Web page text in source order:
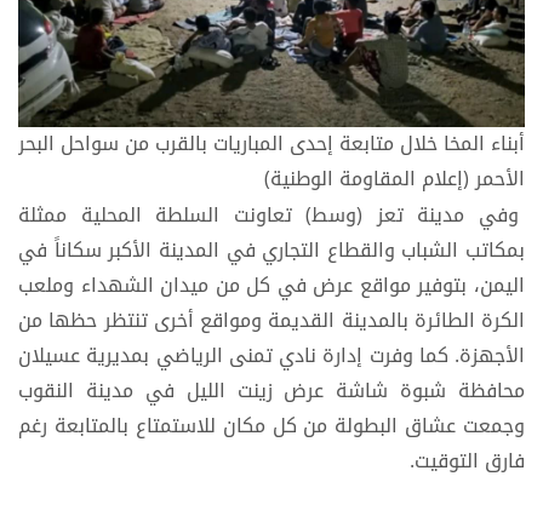
أبناء المخا خلال متابعة إحدى المباريات بالقرب من سواحل البحر
الأحمر (إعلام المقاومة الوطنية)
وفي مدينة تعز (وسط) تعاونت السلطة المحلية ممثلة
بمكاتب الشباب والقطاع التجاري في المدينة الأكبر سكاناً في
اليمن، بتوفير مواقع عرض في كل من ميدان الشهداء وملعب
الكرة الطائرة بالمدينة القديمة ومواقع أخرى تنتظر حظها من
الأجهزة. كما وفرت إدارة نادي تمنى الرياضي بمديرية عسيلان
محافظة شبوة شاشة عرض زينت الليل في مدينة النقوب
وجمعت عشاق البطولة من كل مكان للاستمتاع بالمتابعة رغم
فارق التوقيت.